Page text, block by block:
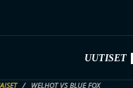
UUTISET
WELHOT VS BLUE FOX